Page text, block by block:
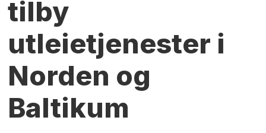
tilby
utleietjenester i
Norden og
Baltikum